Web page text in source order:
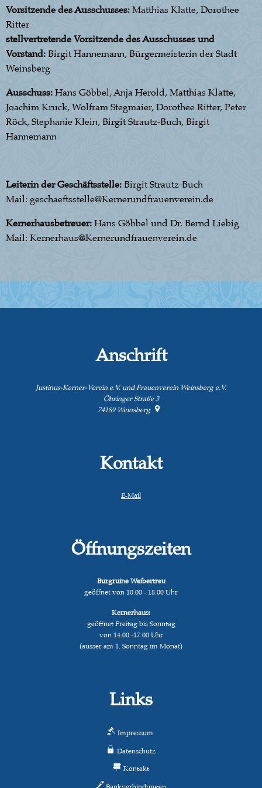
Vorsitzende des Ausschusses: Matthias Klatte, Dorothee
Ritter
stellvertretende Vorsitzende des Ausschusses und
Vorstand: Birgit Hannemann, Bürgermeisterin der Stadt
Weinsberg
Ausschuss: Hans Göbbel, Anja Herold, Matthias Klatte,
Joachim Kruck, Wolfram Stegmaier, Dorothee Ritter, Peter
Röck, Stephanie Klein, Birgit Strautz-Buch, Birgit
Hannemann
Leiterin der Geschäftsstelle: Birgit Strautz-Buch
Mail: geschaeftsstelle@Kernerundfrauenverein.de
Kernerhausbetreuer: Hans Göbbel und Dr. Bernd Liebig
Mail: Kernerhaus@Kernerundfrauenverein.de
Anschrift
Justinus-Kerner-Verein e.V. und Frauenverein Weinsberg e.V.
Öhringer Straße 3
74189 Weinsberg
Kontakt
E-Mail
Öffnungszeiten
Burgruine Weibertreu
geöffnet von 10.00 - 18.00 Uhr
Kernerhaus:
geöffnet Freitag bis Sonntag
von 14.00 -17.00 Uhr
(ausser am 1. Sonntag im Monat)
Links
Impressum
Datenschutz
Kontakt